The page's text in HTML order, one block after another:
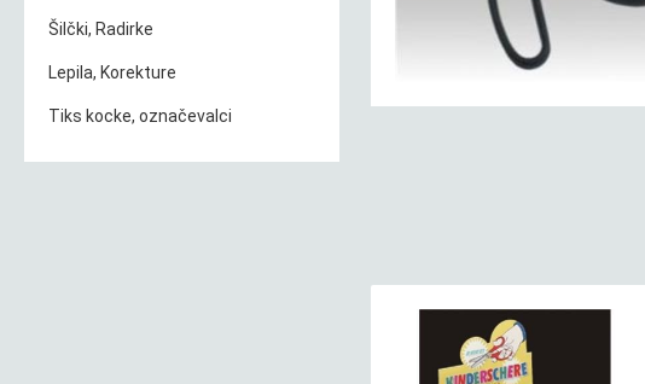
Šilčki, Radirke
Lepila, Korekture
Tiks kocke, označevalci